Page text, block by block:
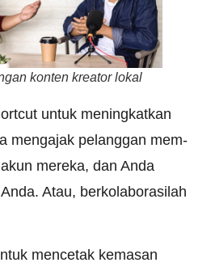
konten kreator lokal
untuk meningkatkan
mengajak pelanggan mem-
mereka, dan Anda
Atau, berkolaborasilah
mencetak kemasan